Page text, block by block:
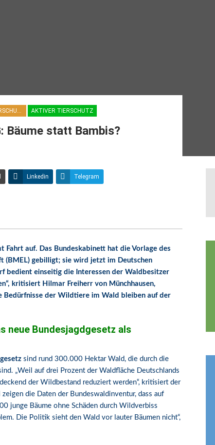
AKTIVER NATURSCHUTZ AKTIVER TIERSCHUTZ
Bäume statt Bambis?
Linkedin Telegram
Fahrt auf. Das Bundeskabinett hat die Vorlage des
(BMEL) gebilligt; sie wird jetzt im Deutschen
bedient einseitig die Interessen der Waldbesitzer
kritisiert Hilmar Freiherr von Münchhausen,
Bedürfnisse der Wildtiere im Wald bleiben auf der
neue Bundesjagdgesetz als
sind rund 300.000 Hektar Wald, die durch die
„Weil auf drei Prozent der Waldfläche Deutschlands
der Wildbestand reduziert werden“, kritisiert der
die Daten der Bundeswaldinventur, dass auf
junge Bäume ohne Schäden durch Wildverbiss
Die Politik sieht den Wald vor lauter Bäumen nicht“,